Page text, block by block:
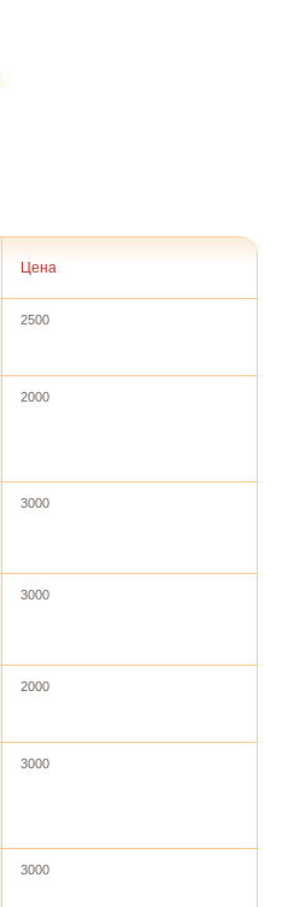
Цена
2500
2000
3000
3000
2000
3000
3000